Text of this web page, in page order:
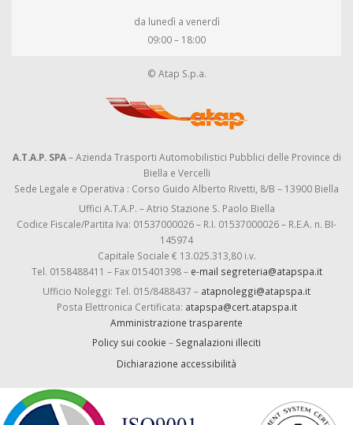
da lunedì a venerdì
09:00 – 18:00
© Atap S.p.a.
A.T.A.P. SPA– Azienda Trasporti Automobilistici Pubblici delle Province di
Biella e Vercelli
Sede Legale e Operativa : Corso Guido Alberto Rivetti, 8/B – 13900 Biella
Uffici A.T.A.P. – Atrio Stazione S. Paolo Biella
Codice Fiscale/Partita Iva: 01537000026 – R.I. 01537000026 – R.E.A. n. BI-
145974
Capitale Sociale € 13.025.313,80 i.v.
Tel. 0158488411 – Fax 015401398 – e-mail segreteria@atapspa.it
Ufficio Noleggi: Tel. 015/8488437 – atapnoleggi@atapspa.it
Posta Elettronica Certificata: atapspa@cert.atapspa.it
Amministrazione trasparente
Policy sui cookie – Segnalazioni illeciti
Dichiarazione accessibilità